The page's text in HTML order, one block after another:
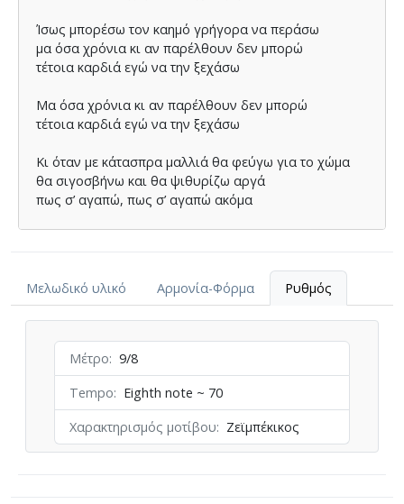
Ίσως µπορέσω τον καηµό γρήγορα να περάσω
µα όσα χρόνια κι αν παρέλθουν δεν µπορώ
τέτοια καρδιά εγώ να την ξεχάσω
Μα όσα χρόνια κι αν παρέλθουν δεν µπορώ
τέτοια καρδιά εγώ να την ξεχάσω
Κι όταν µε κάτασπρα µαλλιά θα φεύγω για το χώµα
θα σιγοσβήνω και θα ψιθυρίζω αργά
πως σ’ αγαπώ, πως σ’ αγαπώ ακόµα
Μελωδικό υλικό
Αρμονία-Φόρμα Ρυθμός
Μέτρο
9/8
Tempo
Eighth note ~ 70
Χαρακτηρισμός μοτίβου
Ζεϊμπέκικος